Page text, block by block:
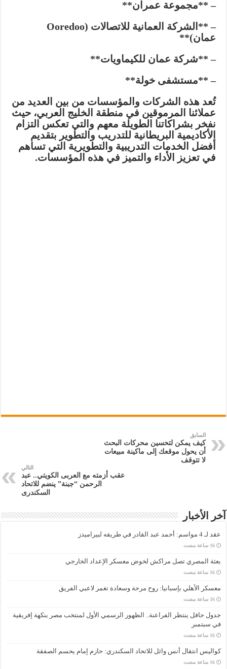
– **مجموعة عمران**
– **الشركة العمانية للاتصالات (Ooredoo
عمان)**
– **شركة عمان للكيماويات**
– **مستشفى خولة**
تُعد هذه الشركات والمؤسسات من بين العديد من
عملائنا المرموقين في منطقة الخليج العربي، حيث
نفخر بشراكاتنا الطويلة معهم والتي تعكس التزام
الأكاديمية البريطانية للتدريب والتطوير بتقديم
أفضل الخدمات التدريبية والتطويرية التي تساهم
في تعزيز الأداء والتميز في هذه المؤسسات.
السابق
كيف يمكن لتحسين محركات البحث
أن يحول موقعك إلى ماكينة مبيعات
لا تتوقف
التالي
عقب أزمته مع العربى الكويتي.. عبد
الرحمن “جبنة” ينضم للاتحاد
السكندرى
آخر الأخبار
عقد لـ 4 مواسم: أحمد عبد القادر في طريقه لبيراميدز
‏16 ساعة مضت
بعثة المصري تصل مراكش لخوض معسكر الإعداد الخارجي
‏16 ساعة مضت
معسكر الأهلي بإسبانيا: روح مرحة وسعادة تغمر لاعبي الفريق
‏16 ساعة مضت
جدول حافل ينتظر الفراعنة.. الظهور الرسمي الأول لمنتخب مصر بنكهة إفريقية
في سبتمبر
‏16 ساعة مضت
كواليس انتقال أنس وائل للاتحاد السكندري: حازم إمام يحسم الصفقة
‏16 ساعة مضت